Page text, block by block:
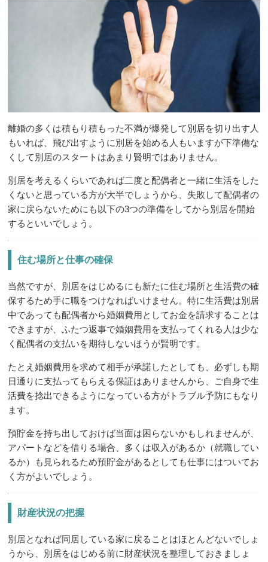
離婚の多くは積もり積もった不満が爆発して別居を切り出す人
もいれば、飛び出すように別居を始める人もいますが下準備な
くして別居のスタートはあまり賢明ではありません。
別居を考えるくらいであれば二度と配偶者と一緒に生活をした
くないと思っている方が大半でしょうから、失敗して配偶者の
家に戻らないためにも以下の3つの準備をしてから別居を開始
するといいでしょう。
住む場所と仕事の確保
当然ですが、別居をはじめるにも新たに住む場所と生活費の確
保するため手に職をつけなればいけません。特に生活費は別居
中であっても配偶者から婚姻費用としてお金を請求することは
できますが、ふたつ返事で婚姻費用を支払ってくれる人は少な
く配偶者の支払いを期待しないほうが賢明です。
たとえ婚姻費用を求めて相手が承諾したとしても、必ずしも期
日通りに支払ってもらえる保証はありませんから、ご自身で生
活費を捻出できるようになっている方がトラブル予防にもなり
ます。
預貯金を持ち出しておけば当面は困らないかもしれませんが、
アパートなどを借りる場合、多くは収入があるか（就職してい
るか）も見られるため預貯金があるとしても仕事にはついてお
く方がよいでしょう。
財産状況の把握
別居となれば同居している家に戻ることはほとんどないでしょ
うから、別居をはじめる前に財産状況を整理しておきましょ